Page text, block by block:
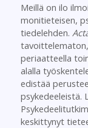
Meillä on ilo
monitieteisen,
tiedelehden.
periaatteella
alalla
edistää
psykedeeleistä.
keskittynyt